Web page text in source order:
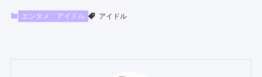
エンタメ アイドル アイドル